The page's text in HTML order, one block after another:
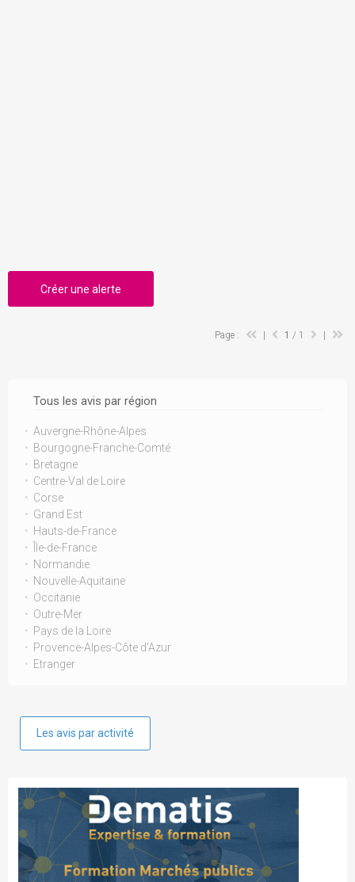
Tous les avis par région
Auvergne-Rhône-Alpes
Bourgogne-Franche-Comté
Bretagne
Centre-Val de Loire
Corse
Grand Est
Hauts-de-France
Île-de-France
Normandie
Nouvelle-Aquitaine
Occitanie
Outre-Mer
Pays de la Loire
Provence-Alpes-Côte d'Azur
Etranger
Les avis par activité
Créer une alerte
Page : 1 / 1